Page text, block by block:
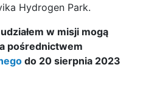
Hydrogen Park.
w misji mogą
pośrednictwem
do 20 sierpnia 2023